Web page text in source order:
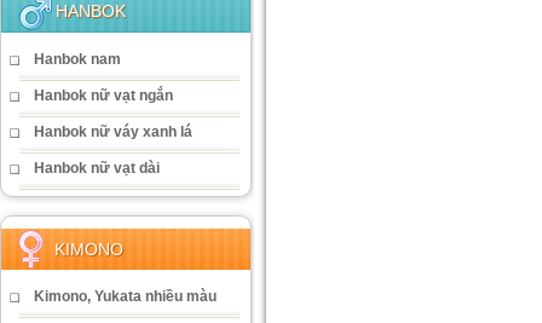
HANBOK
Hanbok nam
Hanbok nữ vạt ngắn
Hanbok nữ váy xanh lá
Hanbok nữ vạt dài
KIMONO
Kimono, Yukata nhiều màu